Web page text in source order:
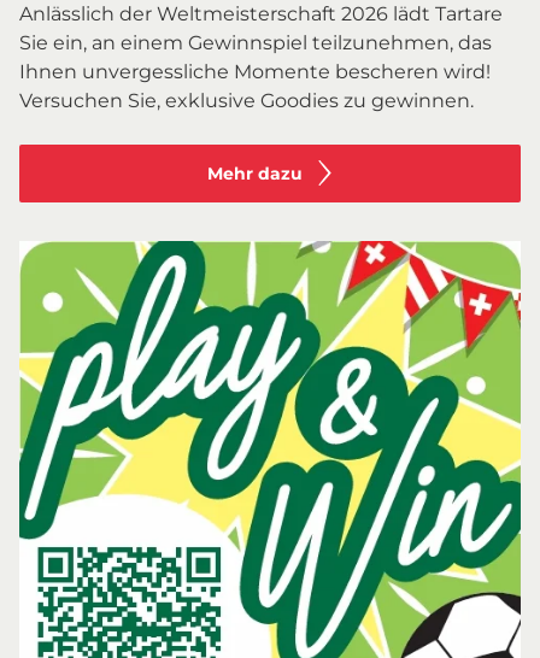
Anlässlich der Weltmeisterschaft 2026 lädt Tartare
Sie ein, an einem Gewinnspiel teilzunehmen, das
Ihnen unvergessliche Momente bescheren wird!
Versuchen Sie, exklusive Goodies zu gewinnen.
Mehr dazu